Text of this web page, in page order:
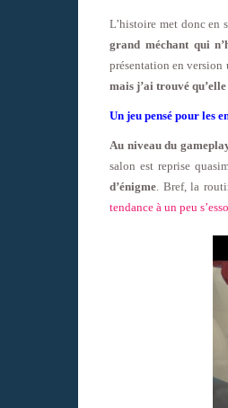
L’histoire met donc en
grand méchant qui
présentation en
mais j’ai trouvé
Un jeu pensé pour les
Au niveau du
salon est reprise
d’énigme. Bref, la
tendance à un peu